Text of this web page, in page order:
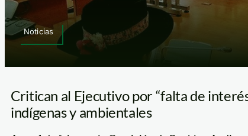
Noticias
Critican al Ejecutivo por “falta de
indígenas y ambientales